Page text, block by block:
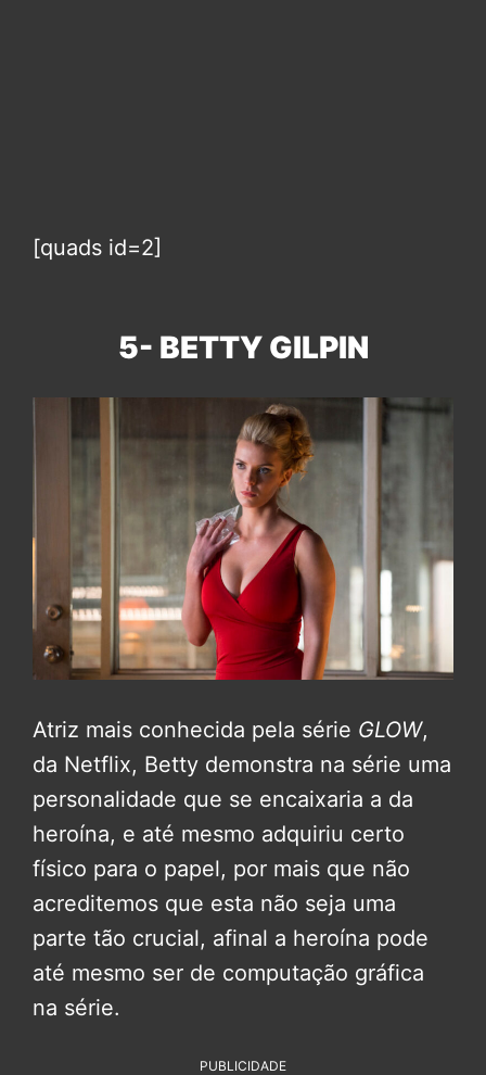
[quads id=2]
5- BETTY GILPIN
Atriz mais conhecida pela série GLOW,
da Netflix, Betty demonstra na série uma
personalidade que se encaixaria a da
heroína, e até mesmo adquiriu certo
físico para o papel, por mais que não
acreditemos que esta não seja uma
parte tão crucial, afinal a heroína pode
até mesmo ser de computação gráfica
na série.
PUBLICIDADE